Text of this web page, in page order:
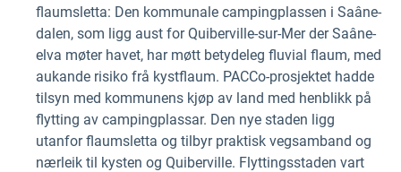
flaumsletta: Den kommunale campingplassen i Saâne-
dalen, som ligg aust for Quiberville-sur-Mer der Saâne-
elva møter havet, har møtt betydeleg fluvial flaum, med
aukande risiko frå kystflaum. PACCo-prosjektet hadde
tilsyn med kommunens kjøp av land med henblikk på
flytting av campingplassar. Den nye staden ligg
utanfor flaumsletta og tilbyr praktisk vegsamband og
nærleik til kysten og Quiberville. Flyttingsstaden vart